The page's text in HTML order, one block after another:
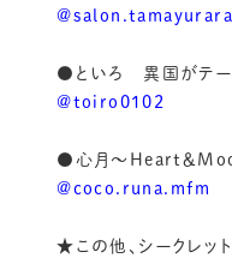
@salon.tamayurara
●といろ 異国がテー
@toiro0102
●心月〜Heart＆
@coco.runa.mfm
★この他、シークレット